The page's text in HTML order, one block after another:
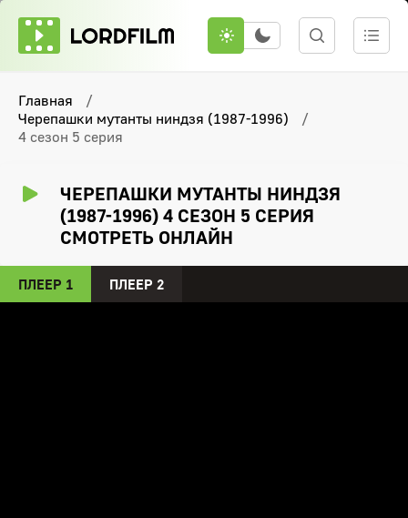
Главная
Черепашки мутанты ниндзя (1987-1996)
4 сезон 5 серия
ЧЕРЕПАШКИ МУТАНТЫ НИНДЗЯ
(1987-1996) 4 СЕЗОН 5 СЕРИЯ
СМОТРЕТЬ ОНЛАЙН
ПЛЕЕР 1 ПЛЕЕР 2